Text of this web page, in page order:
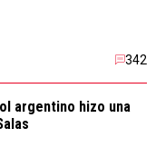
342
argentino hizo una